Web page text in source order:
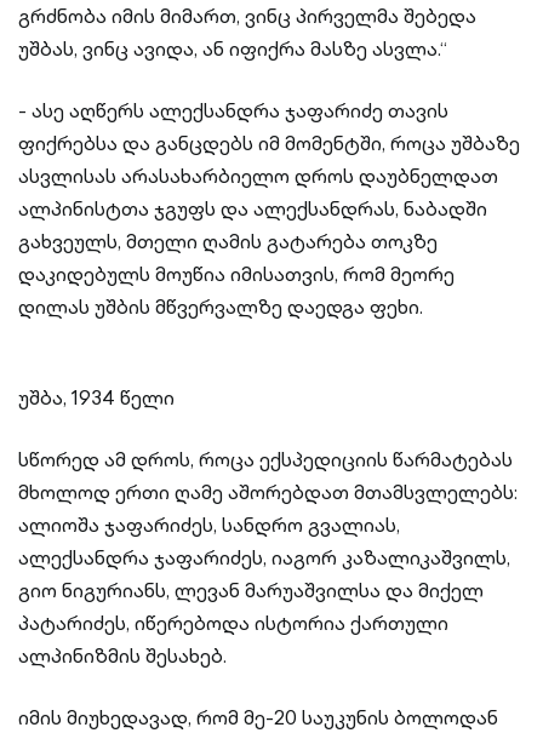
გრძნობა იმის მიმართ, ვინც პირველმა შებედა
უშბას, ვინც ავიდა, ან იფიქრა მასზე ასვლა.“
- ასე აღწერს ალექსანდრა ჯაფარიძე თავის
ფიქრებსა და განცდებს იმ მომენტში, როცა უშბაზე
ასვლისას არასახარბიელო დროს დაუბნელდათ
ალპინისტთა ჯგუფს და ალექსანდრას, ნაბადში
გახვეულს, მთელი ღამის გატარება თოკზე
დაკიდებულს მოუწია იმისათვის, რომ მეორე
დილას უშბის მწვერვალზე დაედგა ფეხი.
უშბა, 1934 წელი
სწორედ ამ დროს, როცა ექსპედიციის წარმატებას
მხოლოდ ერთი ღამე აშორებდათ მთამსვლელებს:
ალიოშა ჯაფარიძეს, სანდრო გვალიას,
ალექსანდრა ჯაფარიძეს, იაგორ კაზალიკაშვილს,
გიო ნიგურიანს, ლევან მარუაშვილსა და მიქელ
პატარიძეს, იწერებოდა ისტორია ქართული
ალპინიზმის შესახებ.
იმის მიუხედავად, რომ მე-20 საუკუნის ბოლოდან